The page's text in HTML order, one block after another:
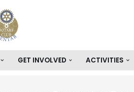
GET INVOLVED ACTIVITIES